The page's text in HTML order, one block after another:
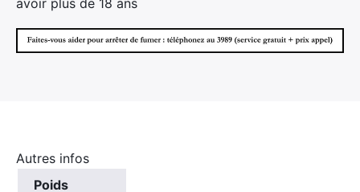
avoir plus de 18 ans
Autres infos
Poids